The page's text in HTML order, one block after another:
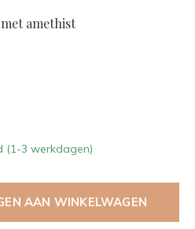
amethist
(1-3 werkdagen)
AAN WINKELWAGEN